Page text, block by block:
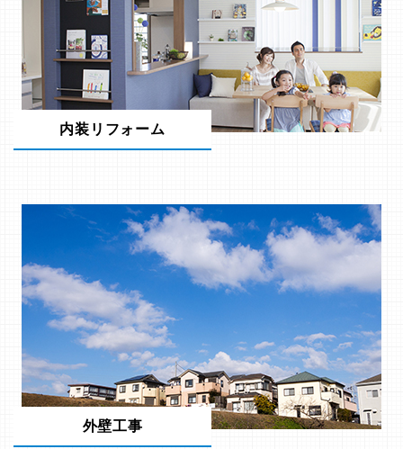
内装リフォーム
外壁工事